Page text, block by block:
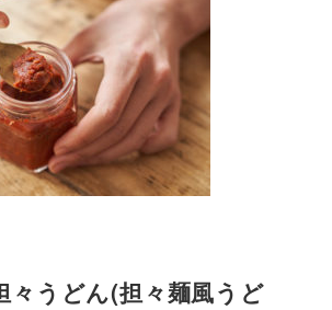
々うどん(担々麺風うど